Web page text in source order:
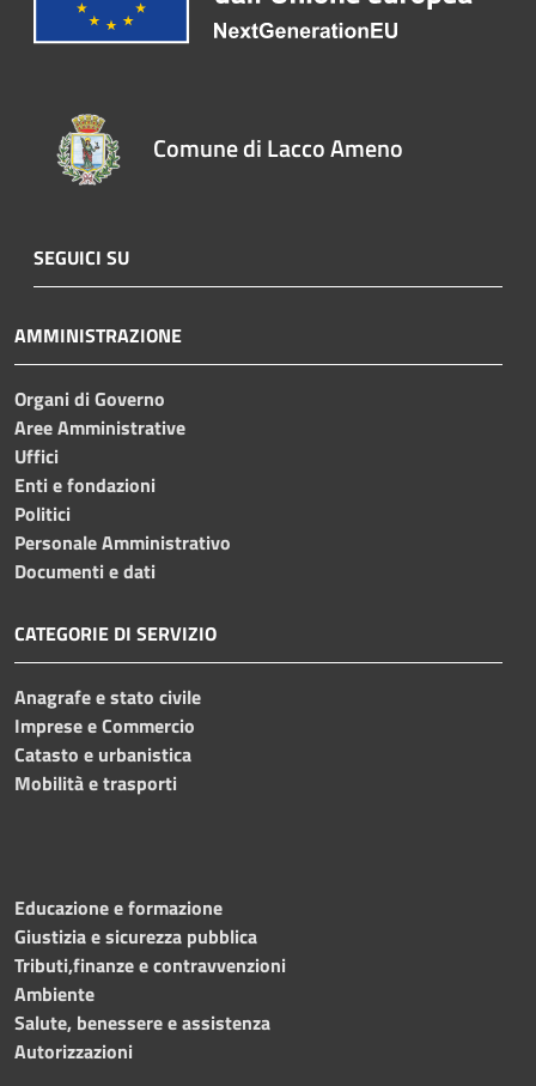
Comune di Lacco Ameno
SEGUICI SU
AMMINISTRAZIONE
Organi di Governo
Aree Amministrative
Uffici
Enti e fondazioni
Politici
Personale Amministrativo
Documenti e dati
CATEGORIE DI SERVIZIO
Anagrafe e stato civile
Imprese e Commercio
Catasto e urbanistica
Mobilità e trasporti
Educazione e formazione
Giustizia e sicurezza pubblica
Tributi,finanze e contravvenzioni
Ambiente
Salute, benessere e assistenza
Autorizzazioni